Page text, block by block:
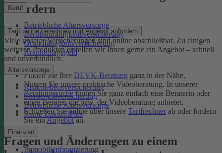
Beruf
Betriebliche Altersvorsorge
Berufsunfähigkeitsversicherung
Grundfähigkeitsversicherung
Krankentagegeld
Altersvorsorge
Risikolebensversicherung
Sterbegeldversicherung
Betriebliche Altersvorsorge
Rente ZukunftPlus
Finanzen
Immobilienfinanzierung
anfordern
Tarif online berechnen und Angebot anfordern
Viele unserer Versicherungen sind online abschließbar. Zu einigen
weiteren Produkten erstellen wir Ihnen gerne ein Angebot – schnell
und unverbindlich.
Finden Sie Ihre DEVK-Beratung ganz in der Nähe.
Nutzen Sie unsere praktische Videoberatung. In unserer
Beratungssuchefinden Sie ganz einfach eine Beraterin oder
einen Berater, die bzw. der Videoberatung anbietet.
Schließen Sie online über unsere Tarifrechner ab oder fordern
Sie einAngebotan.
Fragen und Änderungen zu einem